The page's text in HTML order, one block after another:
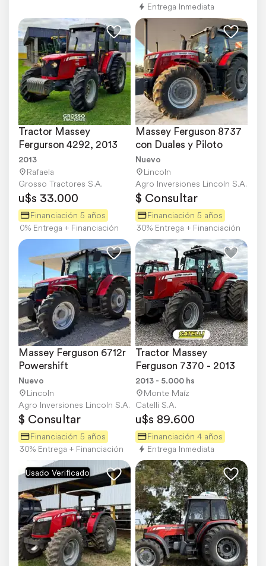
Entrega Inmediata
Tractor Massey
Fergurson 4292, 2013
2013
Rafaela
Grosso Tractores S.A.
u$s 33.000
Financiación 5 años
0% Entrega + Financiación
Massey Ferguson 8737
con Duales y Piloto
Nuevo
Lincoln
Agro Inversiones Lincoln S.A.
$ Consultar
Financiación 5 años
30% Entrega + Financiación
Massey Ferguson 6712r
Powershift
Nuevo
Lincoln
Agro Inversiones Lincoln S.A.
$ Consultar
Financiación 5 años
30% Entrega + Financiación
Tractor Massey
Ferguson 7370 - 2013
2013 - 5.000 hs
Monte Maíz
Catelli S.A.
u$s 89.600
Financiación 4 años
Entrega Inmediata
Usado Verificado